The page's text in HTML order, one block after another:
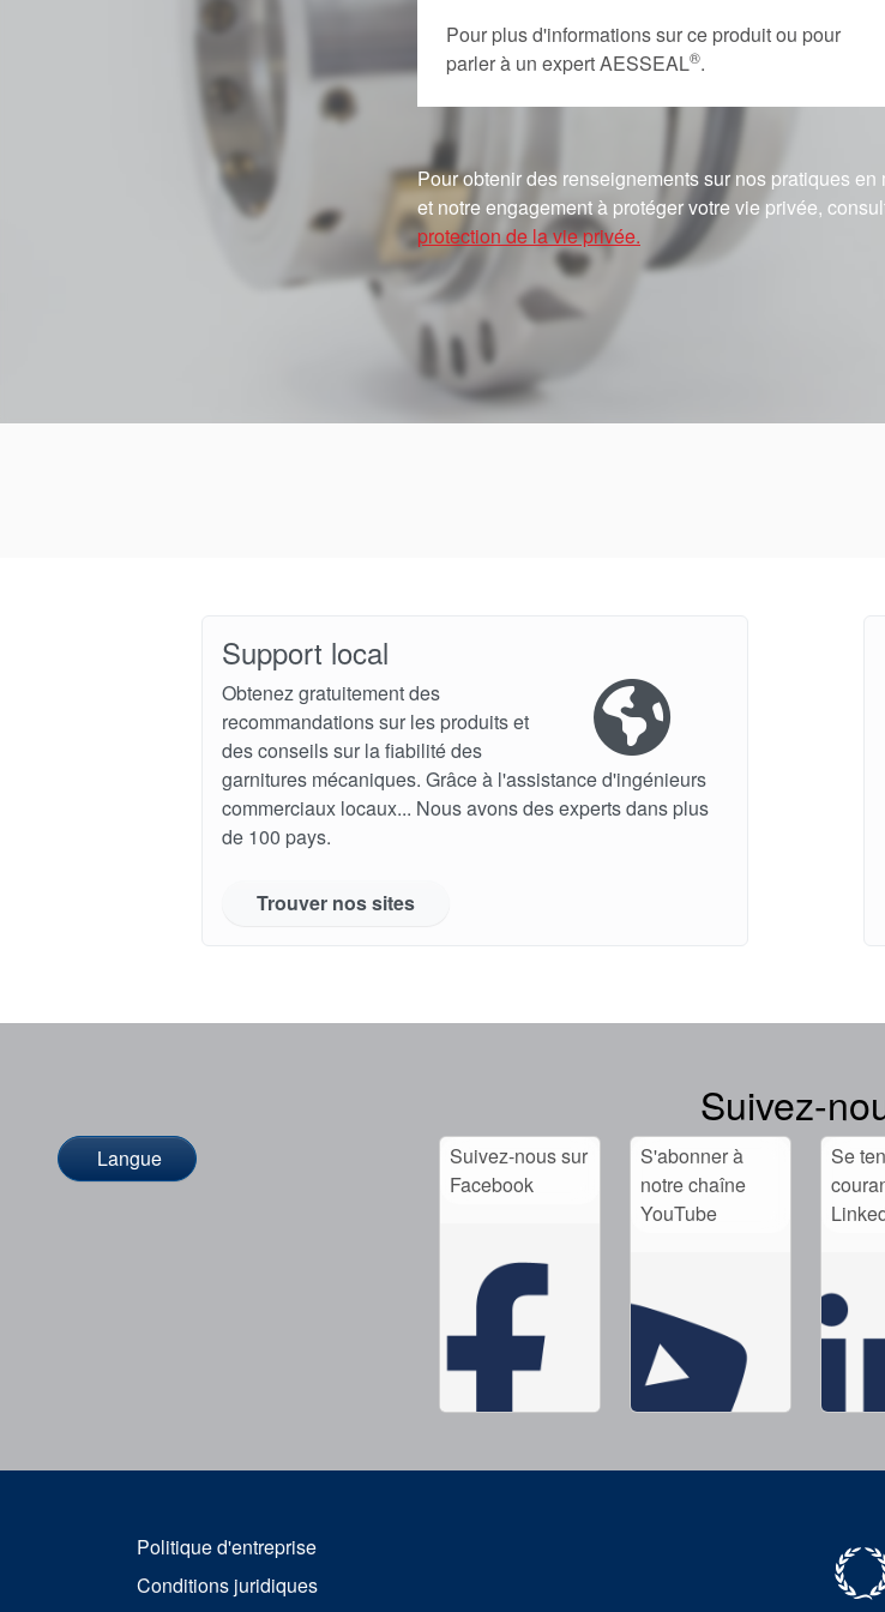
Pour plus d'informations sur ce produit ou pour
parler à un expert AESSEAL®.
Pour obtenir des renseignements sur nos pratiques
et notre engagement à protéger votre vie privée,
protection de la vie privée.
Support local
Obtenez gratuitement des
recommandations sur les produits et
des conseils sur la fiabilité des
garnitures mécaniques. Grâce à l'assistance d'ingénieurs
commerciaux locaux... Nous avons des experts dans plus
de 100 pays.
Trouver nos sites
Suivez-
Langue
Suivez-nous sur
Facebook
S'abonner à
notre chaîne
YouTube
Se
Politique d'entreprise
Conditions juridiques